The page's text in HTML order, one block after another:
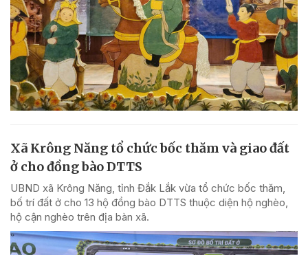
Xã Krông Năng tổ chức bốc thăm và giao đất
ở cho đồng bào DTTS
UBND xã Krông Năng, tỉnh Đắk Lắk vừa tổ chức bốc thăm,
bố trí đất ở cho 13 hộ đồng bào DTTS thuộc diện hộ nghèo,
hộ cận nghèo trên địa bàn xã.